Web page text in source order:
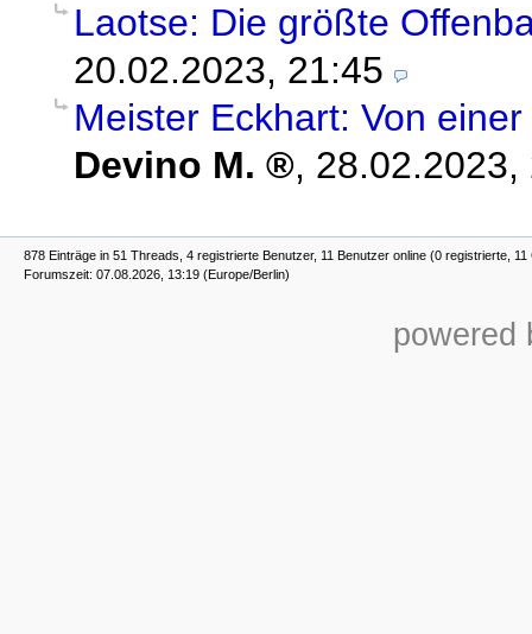
Laotse: Die größte
20.02.2023, 21:45
Meister Eckhart: Von
Devino M.
, 28.02.2023,
878 Einträge in 51 Threads, 4 registrierte Benutzer, 11 Benutzer online (0 registrierte, 11
Forumszeit: 07.08.2026, 13:19 (Europe/Berlin)
powered